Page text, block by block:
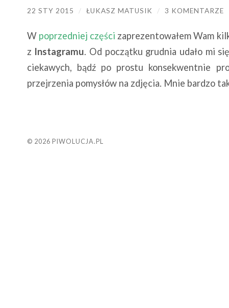
22 STY 2015 / ŁUKASZ MATUSIK / 3 KOMENTARZE
W poprzedniej części zaprezentowałem Wam
z Instagramu. Od początku grudnia udało mi
ciekawych, bądź po prostu konsekwentnie
przejrzenia pomysłów na zdjęcia. Mnie bardzo
© 2026 PIWOLUCJA.PL